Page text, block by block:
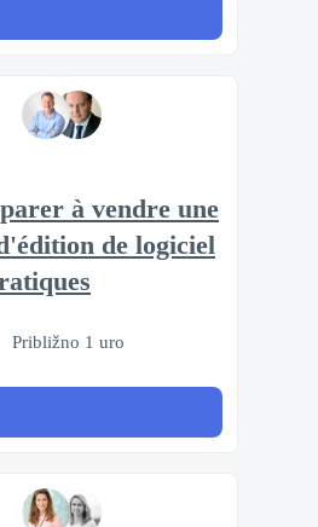
à vendre une
de logiciel
Približno 1 uro